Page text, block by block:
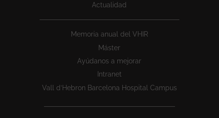
Actualidad
Memoria anual del VHIR
Máster
Ayúdanos a mejorar
Intranet
Vall d’Hebron Barcelona Hospital Campus